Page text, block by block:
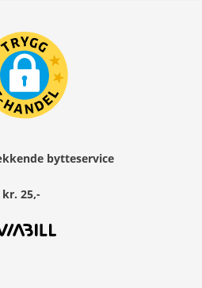
bytteservice
25,-